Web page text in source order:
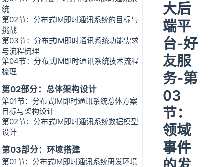
统
第02节：分布式IM即时通讯系统的目标与
挑战
第03节：分布式IM即时通讯系统功能需求
与流程梳理
第04节：分布式IM即时通讯系统技术流程
梳理
第02部分：总体架构设计
第01节：分布式IM即时通讯系统总体方案
目标与架构设计
第02节：分布式IM即时通讯系统数据模型
设计
第03部分：环境搭建
第01节：分布式IM即时通讯系统研发环境
大后
端平
台-好
友服
务-第
03
节：
领域
事件